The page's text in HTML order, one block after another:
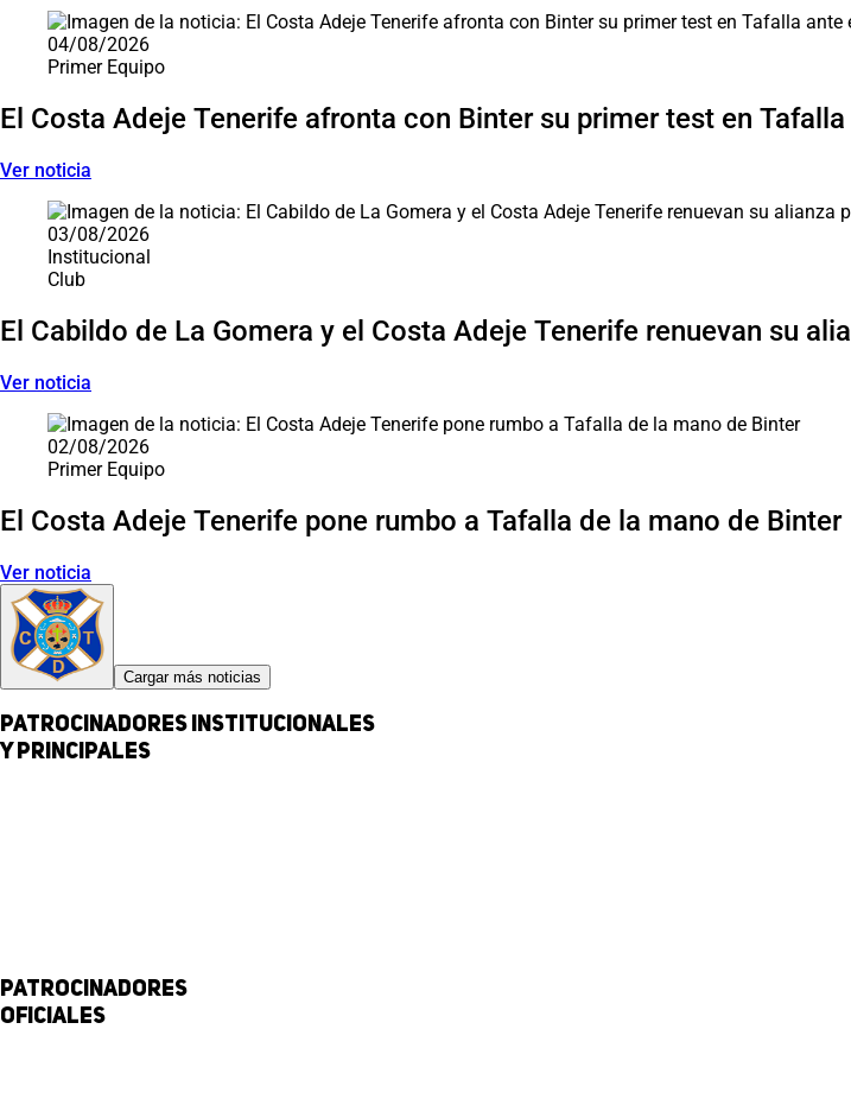
04/08/2026
Primer Equipo
El Costa Adeje Tenerife afronta con Binter su primer test en
Ver noticia
03/08/2026
Institucional
Club
El Cabildo de La Gomera y el Costa Adeje Tenerife renuevan su
Ver noticia
02/08/2026
Primer Equipo
El Costa Adeje Tenerife pone rumbo a Tafalla de la mano de Binter
Ver noticia
Cargar más noticias
Patrocinadores institucionales
y principales
Patrocinadores
Oficiales